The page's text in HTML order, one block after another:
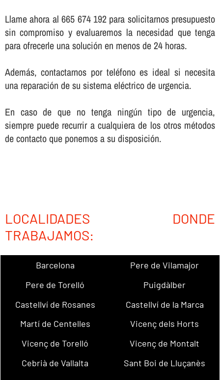
Llame ahora al 665 674 192 para solicitarnos presupuesto
sin compromiso y evaluaremos la necesidad que tenga
para ofrecerle una solución en menos de 24 horas.
Además, contactarnos por teléfono es ideal si necesita
una reparación de su sistema eléctrico de urgencia.
En caso de que no tenga ningún tipo de urgencia,
siempre puede recurrir a cualquiera de los otros métodos
de contacto que ponemos a su disposición.
LOCALIDADES DONDE
TRABAJAMOS:
Barcelona
Pere de Vilamajor
Pere de Torelló
Puigdàlber
Castellví de Rosanes
Castellví de la Marca
Martí de Centelles
Vicenç dels Horts
Vicenç de Torelló
Vicenç de Montalt
Cebrià de Vallalta
Sant Boi de Lluçanès